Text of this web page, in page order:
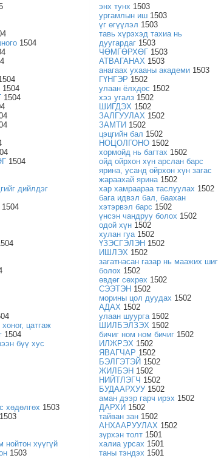
1504
1504
1504
1504
дийлдэг
1504
цатгаж
1504
бүү хус
хөдөлгөх 1503
1503
нойтон хүүгүй
1503
энх тунх 1503
ургамлын иш1503
үг өгүүлэл 1503
тавь хүрэхэд тахиа нь
дуугардаг1503
ЧӨМГӨРХӨГ1503
АТВАГАНАХ 1503
анагаах ухааны академи1503
ГҮНГЭР 1502
улаан ёлхдос 1502
хээ угалз1502
ШИГДЭХ 1502
ЗАЛГУУЛАХ 1502
ЗАМТИ 1502
цэцгийн бал 1502
НОЦОЛГОНО1502
хормойд нь багтах 1502
ойд ойрхон хүн арслан барс
ярина, усанд ойрхон хүн загас
жараахай ярина1502
хар хамраараа таслуулах 1502
бага идвэл бал, баахан
хэтэрвэл барс 1502
үнсэн чандруу болох 1502
одой хүн1502
хулан гуа1502
ҮЗЭСГЭЛЭН 1502
ИШЛЭХ 1502
загатнасан газар нь маажих шиг
болох 1502
өвдөг сөхрөх 1502
СЭЭТЭН 1502
морины цол дуудах 1502
АДАХ 1502
улаан шуурга1502
ШИЛБЭЛЗЭХ 1502
бичиг ном ном бичиг1502
ИЛЖРЭХ 1502
ЯВАГЧАР 1502
БЭЛГЭТЭЙ 1502
ЖИЛБЭН 1502
НИЙТЛЭГЧ 1502
БУДААРХУУ1502
аман дээр гарч ирэх 1502
ДАРХИ 1502
тайван зан1502
АНХААРУУЛАХ 1502
зүрхэн толт1501
халиа урсах 1501
таны тэндэх 1501